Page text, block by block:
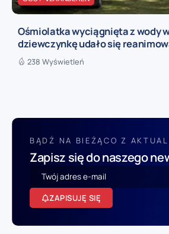
Ośmiolatka wyciągnięta z wody
dziewczynkę udało się
238 Wyświetleń
BĄDŹ NA BIEŻĄCO Z
Zapisz się do naszego
ZAPISUJĘ SIĘ